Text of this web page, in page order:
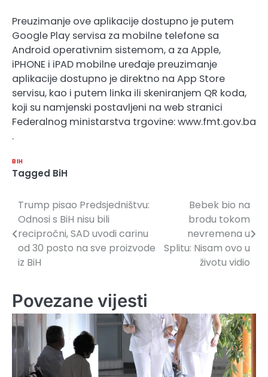
Preuzimanje ove aplikacije dostupno je putem
Google Play servisa za mobilne telefone sa
Android operativnim sistemom, a za Apple,
iPHONE i iPAD mobilne uređaje preuzimanje
aplikacije dostupno je direktno na App Store
servisu, kao i putem linka ili skeniranjem QR koda,
koji su namjenski postavljeni na web stranici
Federalnog ministarstva trgovine: www.fmt.gov.ba
.
BIH
Tagged BiH
Navigacija
članaka
Trump pisao Predsjedništvu:
Odnosi s BiH nisu bili
recipročni, SAD uvodi carinu
od 30 posto na sve proizvode
iz BiH
Bebek bio na
brodu tokom
nevremena u
Splitu: Nisam ovo u
životu vidio
Povezane vijesti